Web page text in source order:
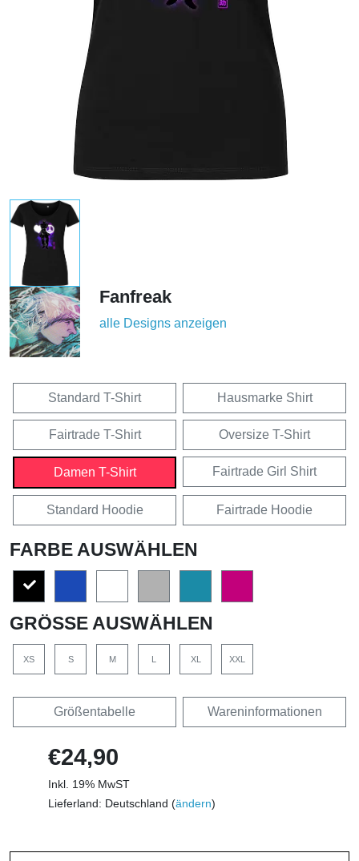
Fanfreak
alle Designs anzeigen
Standard T-Shirt Hausmarke Shirt
Fairtrade T-Shirt Oversize T-Shirt
Damen T-Shirt Fairtrade Girl Shirt
Standard Hoodie Fairtrade Hoodie
FARBE AUSWÄHLEN
GRÖSSE AUSWÄHLEN
XS S M XL XXL
Größentabelle Wareninformationen
€24,90
Inkl. 19% MwST
Lieferland: Deutschland (ändern)